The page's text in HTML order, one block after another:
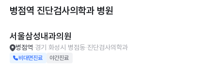
병점역 진단검사의학과 병원
서울삼성내과의원
병점역 경기 화성시 병점동 진단검사의학과
비대면진료 야간진료